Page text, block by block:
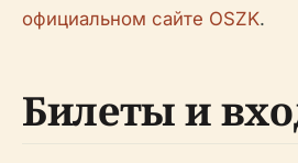
официальном сайте OSZK.
Билеты и